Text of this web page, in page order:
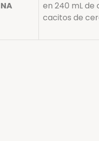
en 240 mL
cacitos de